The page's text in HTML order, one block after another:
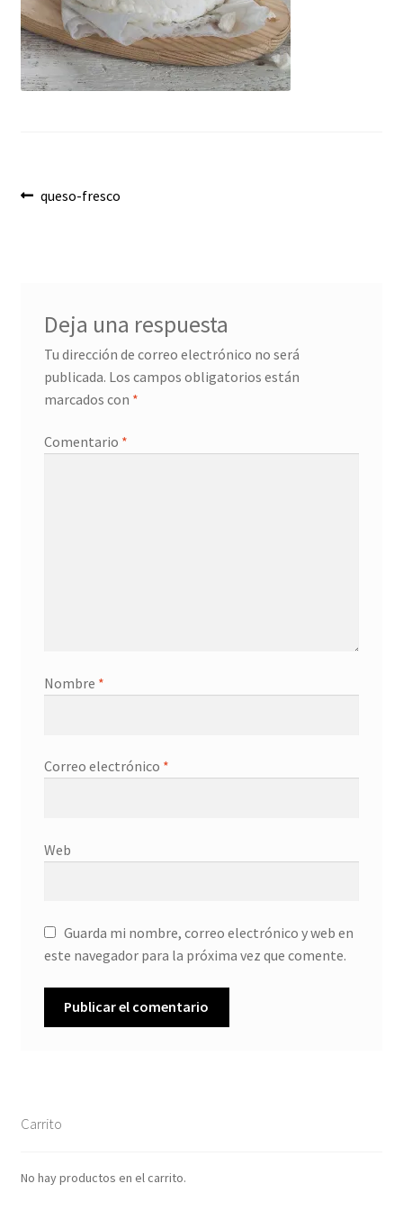
Finalizar compra
Mi cuenta
Pescados y Mariscos
Política de Privacidad Y Cookies
Navegación
Anterior:
queso-fresco
Deja una respuesta
Tu dirección de correo electrónico no será
publicada. Los campos obligatorios están
marcados con *
Comentario *
Nombre *
Correo electrónico *
Web
Guarda mi nombre, correo electrónico y web en
este navegador para la próxima vez que comente.
Carrito
No hay productos en el carrito.